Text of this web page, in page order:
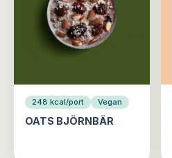
248 kcal/port Vegan
OATS BJÖRNBÄR